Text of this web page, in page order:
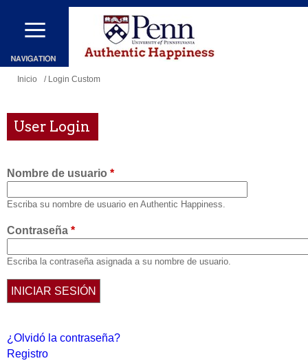
Pasar
contenido
principal
Se
usted
aquí
Inicio / Login Custom
User Login
Nombre de usuario *
Escriba su nombre de usuario en Authentic Happiness.
Contraseña *
Escriba la contraseña asignada a su nombre de usuario.
¿Olvidó la contraseña?
Registro